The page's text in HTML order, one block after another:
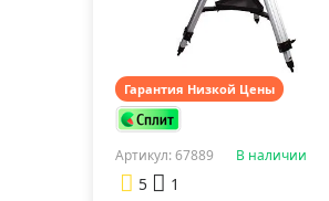
Гарантия Низкой Цены
Артикул: 67889 В наличии
5
1